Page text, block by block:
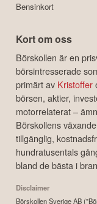
Bensinkort
Kort om oss
Börskollen är en
börsintresserade
primärt av Kristoffer
börsen, aktier,
motorrelaterat –
Börskollens
tillgänglig,
hundratusentals
bland de bästa i
Disclaimer
Börskollen Sverige AB